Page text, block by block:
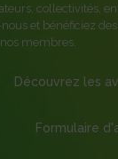
collectivités,
et bénéficiez
membres.
Découvrez les
Formulaire